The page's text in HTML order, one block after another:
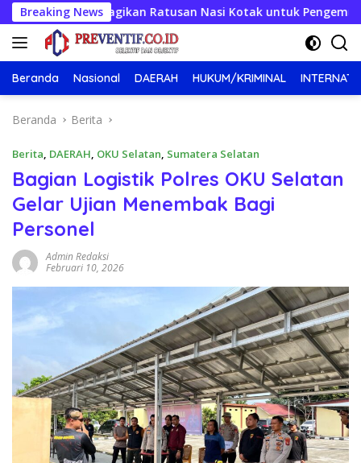
Langsung
ke
konten
Breaking News
Bagikan Ratusan Nasi Kotak untuk Pengemudi, Petani
Beranda Nasional DAERAH HUKUM/KRIMINAL
Beranda Berita
Berita, DAERAH, OKU Selatan, Sumatera Selatan
Bagian Logistik Polres OKU Selatan
Gelar Ujian Menembak Bagi
Personel
Admin Redaksi
Februari 10, 2026